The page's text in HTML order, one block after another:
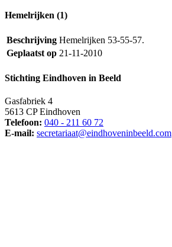
Hemelrijken (1)
Beschrijving Hemelrijken 53-55-57.
Geplaatst op 21-11-2010
Stichting Eindhoven in Beeld
Gasfabriek 4
5613 CP Eindhoven
Telefoon: 040 - 211 60 72
E-mail: secretariaat@eindhoveninbeeld.com